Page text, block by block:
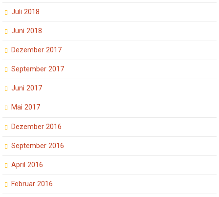
Juli 2018
Juni 2018
Dezember 2017
September 2017
Juni 2017
Mai 2017
Dezember 2016
September 2016
April 2016
Februar 2016